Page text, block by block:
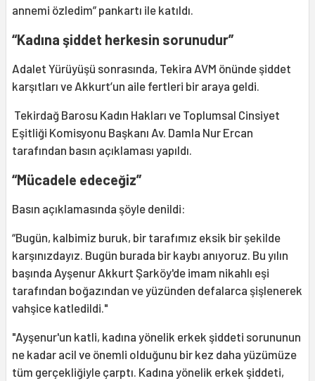
annemi özledim” pankartı ile katıldı.
“Kadına şiddet herkesin sorunudur”
Adalet Yürüyüşü sonrasında, Tekira AVM önünde şiddet
karşıtları ve Akkurt’un aile fertleri bir araya geldi.
Tekirdağ Barosu Kadın Hakları ve Toplumsal Cinsiyet
Eşitliği Komisyonu Başkanı Av. Damla Nur Ercan
tarafından basın açıklaması yapıldı.
“Mücadele edeceğiz”
Basın açıklamasında şöyle denildi:
“Bugün, kalbimiz buruk, bir tarafımız eksik bir şekilde
karşınızdayız. Bugün burada bir kaybı anıyoruz. Bu yılın
başında Ayşenur Akkurt Şarköy'de imam nikahlı eşi
tarafından boğazından ve yüzünden defalarca şişlenerek
vahşice katledildi."
"Ayşenur'un katli, kadına yönelik erkek şiddeti sorununun
ne kadar acil ve önemli olduğunu bir kez daha yüzümüze
tüm gerçekliğiyle çarptı. Kadına yönelik erkek şiddeti,